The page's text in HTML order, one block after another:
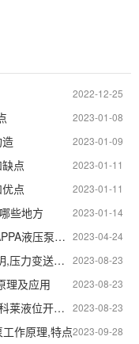
2022-12-25
2023-01-08
2023-01-09
2023-01-11
点
2023-01-11
点
2023-01-14
些地方
2023-04-24
意大利凯斯帕CASAPPA液压泵原理,CASAPPA液压泵参数怎么识别
2023-08-23
KLAY INSTRUMENTS压力变送器使用说明,压力变送器原理
2023-08-23
理及应用
2023-08-23
KLAY INSTRUMENTS液位开关工作原理,科莱液位开关接线方法
2023-09-28
作原理,特点